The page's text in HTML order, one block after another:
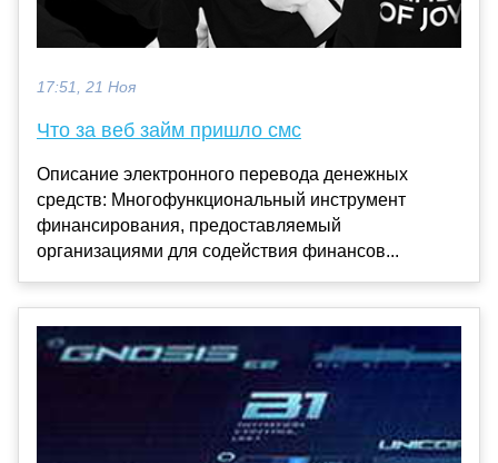
17:51, 21 Ноя
Что за веб займ пришло смс
Описание электронного перевода денежных
средств: Многофункциональный инструмент
финансирования, предоставляемый
организациями для содействия финансов...